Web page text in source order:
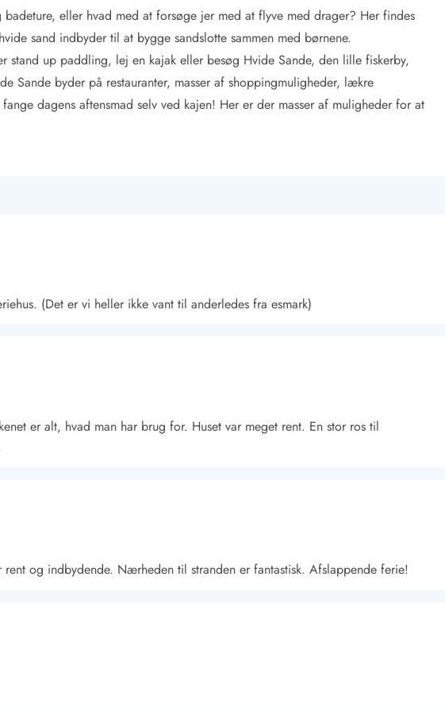
eller hvad med at forsøge jer med at flyve med drager? Her findes
sand indbyder til at bygge sandslotte sammen med børnene.
stand up paddling, lej en kajak eller besøg Hvide Sande, den lille fiskerby,
Sande byder på restauranter, masser af shoppingmuligheder, lækre
dagens aftensmad selv ved kajen! Her er der masser af muligheder for at
(Det er vi heller ikke vant til anderledes fra esmark)
er alt, hvad man har brug for. Huset var meget rent. En stor ros til
og indbydende. Nærheden til stranden er fantastisk. Afslappende ferie!